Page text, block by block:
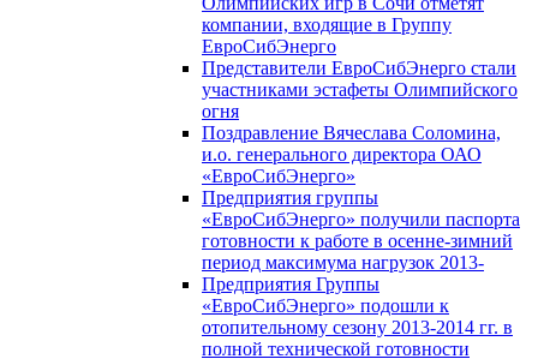
компании, входящие в Группу
ЕвроСибЭнерго
Представители ЕвроСибЭнерго стали
участниками эстафеты Олимпийского
огня
Поздравление Вячеслава Соломина,
и.о. генерального директора ОАО
«ЕвроСибЭнерго»
Предприятия группы
«ЕвроСибЭнерго» получили паспорта
готовности к работе в осенне-зимний
период максимума нагрузок 2013-
Предприятия Группы
«ЕвроСибЭнерго» подошли к
отопительному сезону 2013-2014 гг. в
полной технической готовности